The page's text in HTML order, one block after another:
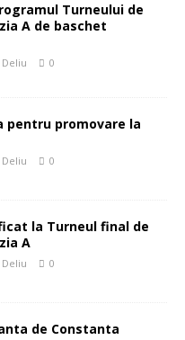
Turneului de
A de baschet
0
pentru promovare la
0
la Turneul final de
A
0
de Constanta